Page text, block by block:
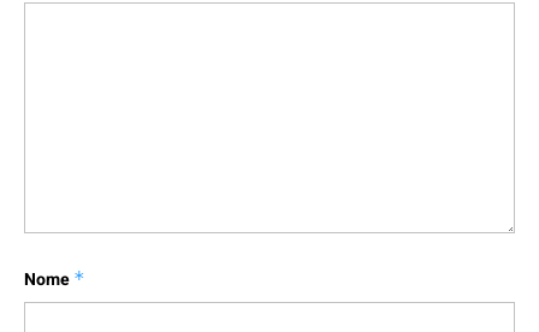
Nome *